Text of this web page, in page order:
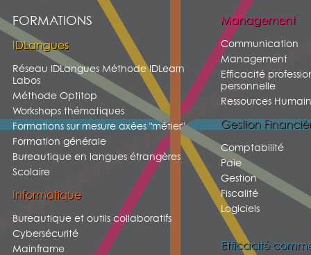
FORMATIONS
IDLangues
Réseau IDLangues Méthode IDLearn
Labos
Méthode Optitop
Workshops thématiques
Formations sur mesure axées "métier"
Formation générale
Bureautique en langues étrangères
Scolaire
Informatique
Bureautique et outils collaboratifs
Cybersécurité
Mainframe
Management
Communication
Management
Efficacité
personnelle
Ressources
Gestion
Comptabilité
Paie
Gestion
Fiscalité
Logiciels
Efficacité